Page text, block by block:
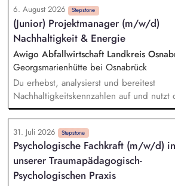
Angebotserstellung bis zur
Auf Basis der jeweiligen
passgenaue Beratungsprozesse und
zentralen Fragen ihrer finanziellen
strategischen Weiterentwicklung.
6. August 2026 Stepstone
(Junior) Projektmanager (m/w/d)
Nachhaltigkeit & Energie
Awigo Abfallwirtschaft Landkreis
Georgsmarienhütte bei Osnabrück
Du erhebst, analysierst und bereitest
Nachhaltigkeitskennzahlen auf und nutzt
Erstellung sowie kontinuierliche
Nachhaltigkeitsberichts nach
(z. B. VSME). Bei der Berechnung und
unseres Corporate Carbon Footprints
und leitest gemeinsam mit dem Team
Emissionsreduzierung ab. Du entwickelst
31. Juli 2026 Stepstone
Psychologische Fachkraft (m/w/d) in
unserer Traumapädagogisch-
Psychologischen Praxis